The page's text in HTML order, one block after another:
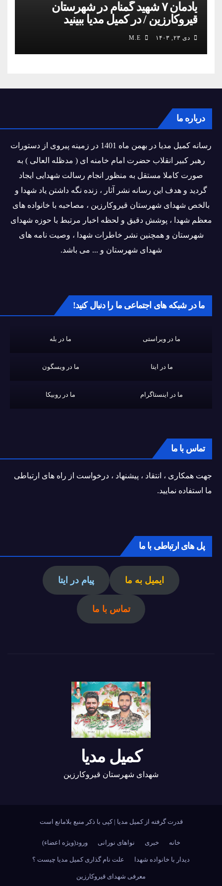
یادمان ۷ شهید گمنام در شهرستان
قیروکارزین / در کمیل مدیا ببینید
دی ۲۳, ۱۴۰۳
درباره ما
رسانه کمیل مدیا در بهمن ماه 1401 در زمینه پیروی از دستورات
رهبر کبیر انقلاب حضرت امام خامنه ای ( مدظله العالی ) به
صورت کاملا مستقل به منظور انجام رسالت شهدایی ایجاد
گردید و هدف این رسانه نشر آثار ، زنده نگه داشتن یاد شهدا و
بالخص شهدای شهرستان قیروکارزین ، مصاحبه با خانواده های
معظم شهدا ، پوشش دقیق و لحظه اخبار مرتبط با حوزه شهدای
شهرستان و همچنین نشر خاطرات شهدا ، وصیت نامه های
شهدای شهرستان و ... می باشد.
ما در شبکه های اجتماعی ما را دنبال کنید!
ما در ویراستی ما در بله
ما در ایتا ما در ویسگون
ما در اینستاگرام ما در روبیکا
تماس با ما
جهت همکاری ، انتقاد ، پیشنهاد ، درخواست از راه های ارتباطی
ما استفاده نمایید.
پل های ارتباطی با ما
ایمیل به ما پیام در ایتا
تماس با ما
کمیل مدیا
شهدای شهرستان قیروکارزین
قدرت گرفته از کمیل مدیا |کپی با ذکر منبع بلامانع است
خانه خبری نواهای نورانی ورود(ویژه اعضاء)
دیدار با خانواده شهدا علت نام گذاری کمیل مدیا چیست ؟
معرفی شهدای قیروکارزین